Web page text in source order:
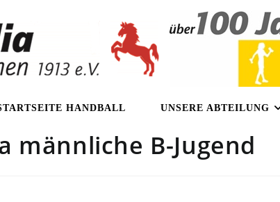
HANDBALL UNSERE ABTEILUNG
männliche B-Jugend